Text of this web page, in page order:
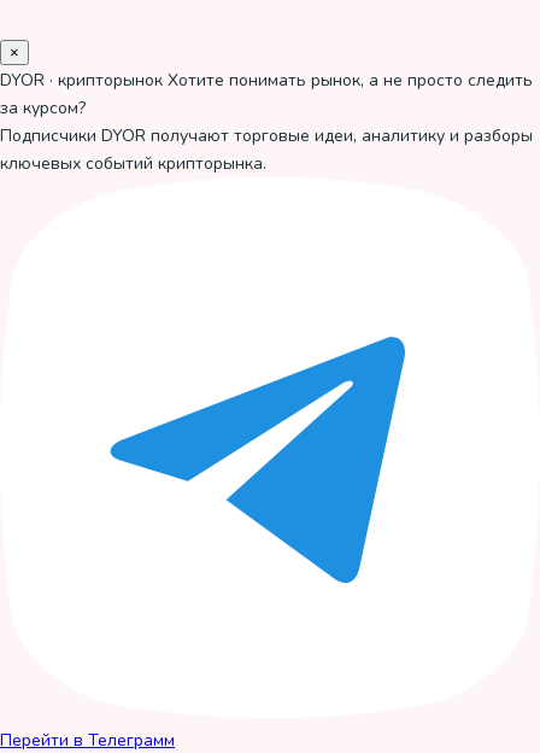
×
DYOR · крипторынок Хотите понимать рынок, а не просто следить
за курсом?
Подписчики DYOR получают торговые идеи, аналитику и разборы
ключевых событий крипторынка.
Перейти в Телеграмм